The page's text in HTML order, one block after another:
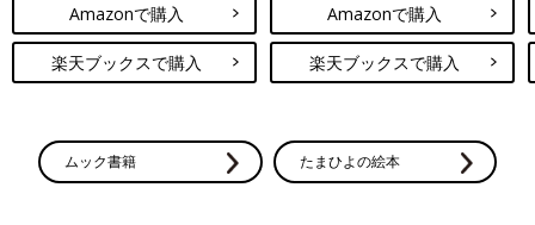
Amazonで購入
楽天ブックスで購入
Amazonで購入
楽天ブックスで購入
ムック書籍 たまひよの絵本